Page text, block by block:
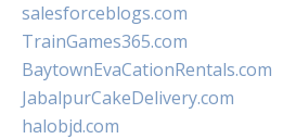
salesforceblogs.com
TrainGames365.com
BaytownEvaCationRentals.com
JabalpurCakeDelivery.com
halobjd.com